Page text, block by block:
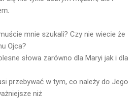
mnie szukali? Czy nie wiecie że
Ojca?
słowa zarówno dla Maryi jak i dla
przebywać w tym, co należy do Jego
niż